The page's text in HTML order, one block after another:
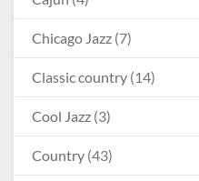
Chicago Jazz (7)
Classic country (14)
Cool Jazz (3)
Country (43)